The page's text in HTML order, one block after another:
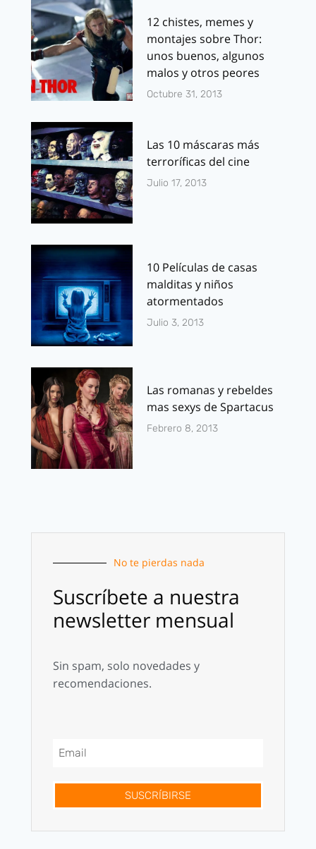
12 chistes, memes y
montajes sobre Thor:
unos buenos, algunos
malos y otros peores
Octubre 31, 2013
Las 10 máscaras más
terroríficas del cine
Julio 17, 2013
10 Películas de casas
malditas y niños
atormentados
Julio 3, 2013
Las romanas y rebeldes
mas sexys de Spartacus
Febrero 8, 2013
No te pierdas nada
Suscríbete a nuestra
newsletter mensual
Sin spam, solo novedades y
recomendaciones.
SUSCRÍBIRSE